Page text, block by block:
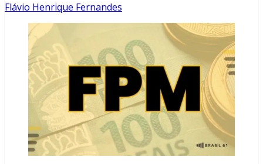
Flávio Henrique Fernandes